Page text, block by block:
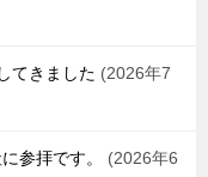
てきました
2026年7
参拝です。
2026年6